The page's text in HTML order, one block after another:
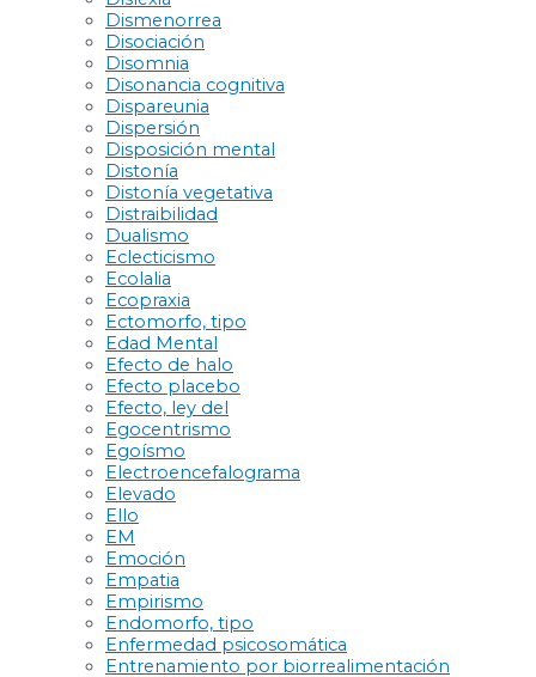
Dismenorrea
Disociación
Disomnia
Disonancia cognitiva
Dispareunia
Dispersión
Disposición mental
Distonía
Distonía vegetativa
Distraibilidad
Dualismo
Eclecticismo
Ecolalia
Ecopraxia
Ectomorfo, tipo
Edad Mental
Efecto de halo
Efecto placebo
Efecto, ley del
Egocentrismo
Egoísmo
Electroencefalograma
Elevado
Ello
EM
Emoción
Empatia
Empirismo
Endomorfo, tipo
Enfermedad psicosomática
Entrenamiento por biorrealimentación